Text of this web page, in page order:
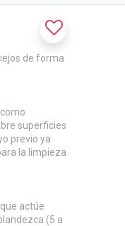
de forma
superficies
previo ya
la limpieza
actúe
(5 a